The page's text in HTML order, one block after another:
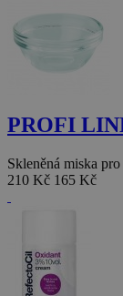
PROFI
Skleněná miska
210 Kč 165 Kč